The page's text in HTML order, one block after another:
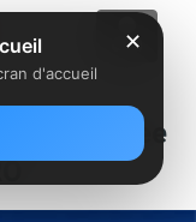
de Free
✕
d'accueil